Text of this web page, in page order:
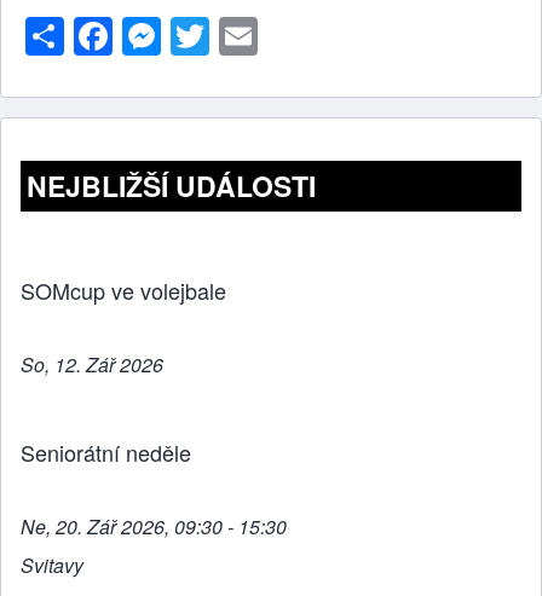
S
h
ar
e
F
a
c
e
b
o
k
M
e
ss
e
n
g
T
wi
tt
er
ail
NEJBLIŽŠÍ UDÁLOSTI
SOMcup ve volejbale
So, 12. Zář 2026
Seniorátní neděle
Ne, 20. Zář 2026, 09:30 - 15:30
Svitavy